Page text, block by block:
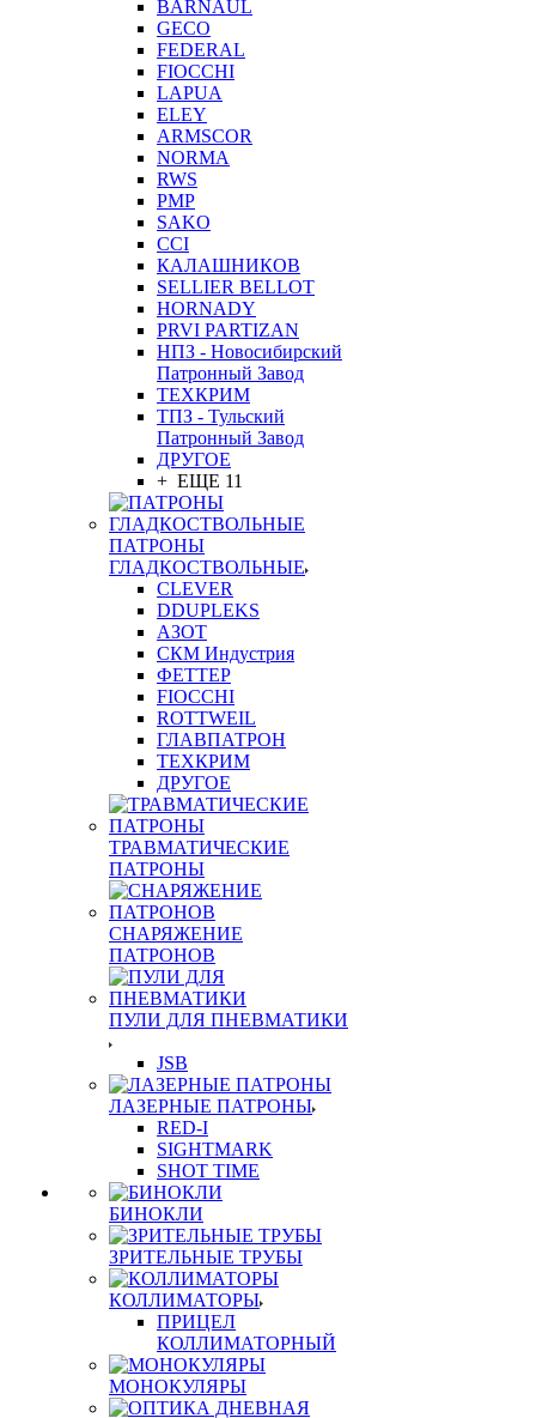
BARNAUL
GEСO
FEDERAL
FIOCCHI
LAPUA
ELEY
ARMSCOR
NORMA
RWS
PMP
SAKO
CCI
КАЛАШНИКОВ
SELLIER BELLOT
HORNADY
PRVI PARTIZAN
НПЗ - Новосибирский
Патронный Завод
ТЕХКРИМ
ТПЗ - Тульский
Патронный Завод
ДРУГОЕ
+ ЕЩЕ 11
ПАТРОНЫ
ГЛАДКОСТВОЛЬНЫЕ
CLEVER
DDUPLEKS
АЗОТ
СКМ Индустрия
ФЕТТЕР
FIOCCHI
ROTTWEIL
ГЛАВПАТРОН
ТЕХКРИМ
ДРУГОЕ
ТРАВМАТИЧЕСКИЕ
ПАТРОНЫ
СНАРЯЖЕНИЕ
ПАТРОНОВ
ПУЛИ ДЛЯ ПНЕВМАТИКИ
JSB
ЛАЗЕРНЫЕ ПАТРОНЫ
RED-I
SIGHTMARK
SHOT TIME
БИНОКЛИ
ЗРИТЕЛЬНЫЕ ТРУБЫ
КОЛЛИМАТОРЫ
ПРИЦЕЛ
КОЛЛИМАТОРНЫЙ
МОНОКУЛЯРЫ